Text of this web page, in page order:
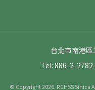
台北市南港
Tel: 886-2-
© Copyright 2026. RCHSS Sinica